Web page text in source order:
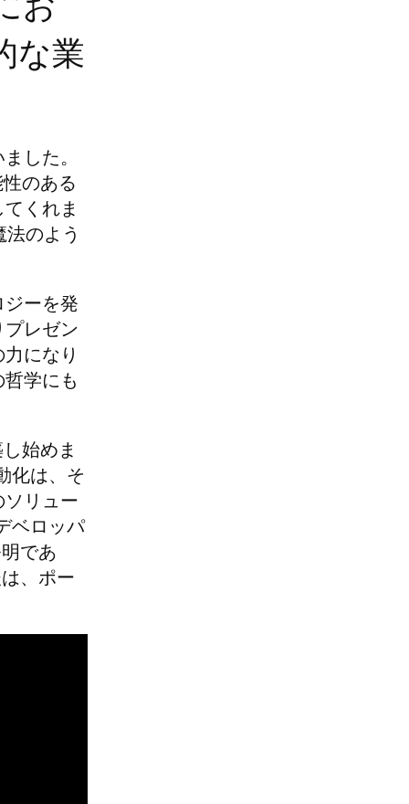
な業
した。
のある
くれま
のよう
ーを発
レゼン
になり
学にも
始めま
化は、そ
リュー
ベロッパ
であ
、ポー